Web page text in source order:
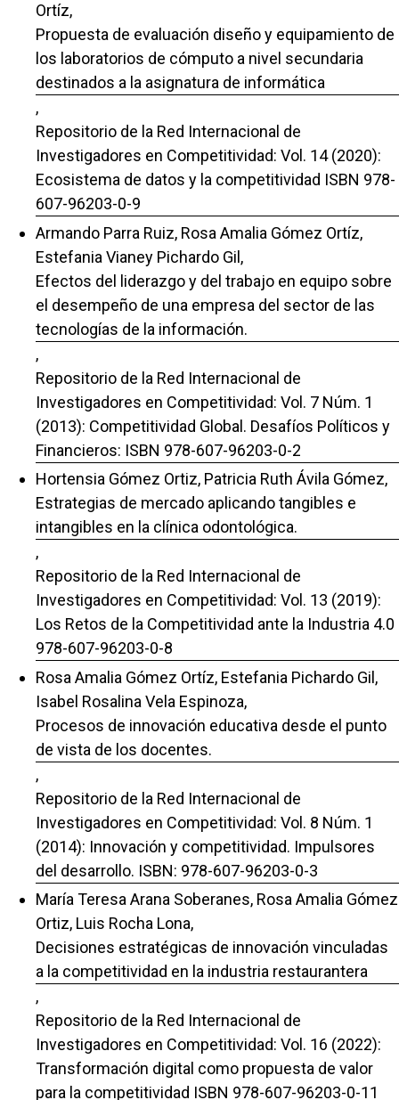
Ortíz,
Propuesta de evaluación diseño y equipamiento de
los laboratorios de cómputo a nivel secundaria
destinados a la asignatura de informática
,
Repositorio de la Red Internacional de
Investigadores en Competitividad: Vol. 14 (2020):
Ecosistema de datos y la competitividad ISBN 978-
607-96203-0-9
Armando Parra Ruiz, Rosa Amalia Gómez Ortíz,
Estefania Vianey Pichardo Gil,
Efectos del liderazgo y del trabajo en equipo sobre
el desempeño de una empresa del sector de las
tecnologías de la información.
,
Repositorio de la Red Internacional de
Investigadores en Competitividad: Vol. 7 Núm. 1
(2013): Competitividad Global. Desafíos Políticos y
Financieros: ISBN 978-607-96203-0-2
Hortensia Gómez Ortiz, Patricia Ruth Ávila Gómez,
Estrategias de mercado aplicando tangibles e
intangibles en la clínica odontológica.
,
Repositorio de la Red Internacional de
Investigadores en Competitividad: Vol. 13 (2019):
Los Retos de la Competitividad ante la Industria 4.0
978-607-96203-0-8
Rosa Amalia Gómez Ortíz, Estefania Pichardo Gil,
Isabel Rosalina Vela Espinoza,
Procesos de innovación educativa desde el punto
de vista de los docentes.
,
Repositorio de la Red Internacional de
Investigadores en Competitividad: Vol. 8 Núm. 1
(2014): Innovación y competitividad. Impulsores
del desarrollo. ISBN: 978-607-96203-0-3
María Teresa Arana Soberanes, Rosa Amalia Gómez
Ortiz, Luis Rocha Lona,
Decisiones estratégicas de innovación vinculadas
a la competitividad en la industria restaurantera
,
Repositorio de la Red Internacional de
Investigadores en Competitividad: Vol. 16 (2022):
Transformación digital como propuesta de valor
para la competitividad ISBN 978-607-96203-0-11